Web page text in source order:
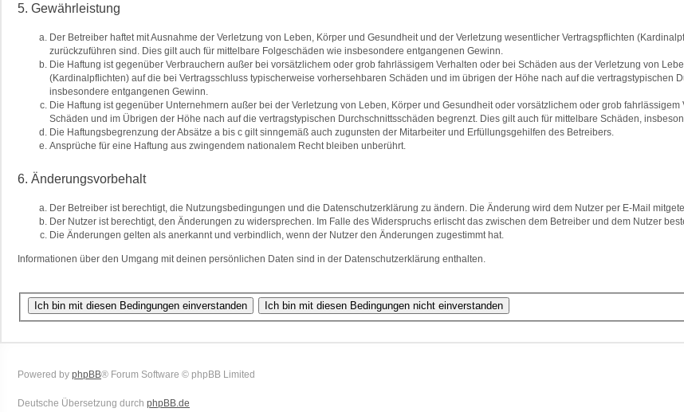
5. Gewährleistung
Der Betreiber haftet mit Ausnahme der Verletzung von Leben, Körper und Gesundheit und der Verletzung wesentlicher Vertragspflichten
zurückzuführen sind. Dies gilt auch für mittelbare Folgeschäden wie insbesondere entgangenen Gewinn.
Die Haftung ist gegenüber Verbrauchern außer bei vorsätzlichem oder grob fahrlässigem Verhalten oder bei Schäden aus der Verletzung von
(Kardinalpflichten) auf die bei Vertragsschluss typischerweise vorhersehbaren Schäden und im übrigen der Höhe nach auf die vertragstypischen
insbesondere entgangenen Gewinn.
Die Haftung ist gegenüber Unternehmern außer bei der Verletzung von Leben, Körper und Gesundheit oder vorsätzlichem oder grob
Schäden und im Übrigen der Höhe nach auf die vertragstypischen Durchschnittsschäden begrenzt. Dies gilt auch für mittelbare Schäden,
Die Haftungsbegrenzung der Absätze a bis c gilt sinngemäß auch zugunsten der Mitarbeiter und Erfüllungsgehilfen des Betreibers.
Ansprüche für eine Haftung aus zwingendem nationalem Recht bleiben unberührt.
6. Änderungsvorbehalt
Der Betreiber ist berechtigt, die Nutzungsbedingungen und die Datenschutzerklärung zu ändern. Die Änderung wird dem Nutzer per E-Mail
Der Nutzer ist berechtigt, den Änderungen zu widersprechen. Im Falle des Widerspruchs erlischt das zwischen dem Betreiber und dem Nutzer
Die Änderungen gelten als anerkannt und verbindlich, wenn der Nutzer den Änderungen zugestimmt hat.
Informationen über den Umgang mit deinen persönlichen Daten sind in der Datenschutzerklärung enthalten.
Powered by phpBB® Forum Software © phpBB Limited
Deutsche Übersetzung durch phpBB.de